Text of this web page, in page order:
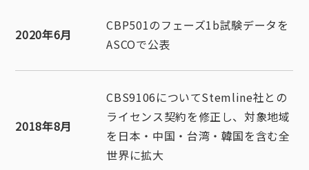
2020年6月
CBP501のフェーズ1b試験データを
ASCOで公表
2018年8月
CBS9106についてStemline社との
ライセンス契約を修正し、対象地域
を日本・中国・台湾・韓国を含む全
世界に拡大